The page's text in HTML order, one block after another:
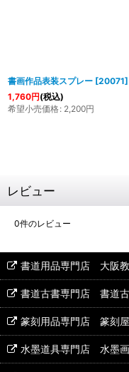
書画作品表装スプレー [20071]
1,760円(税込)
希望小売価格: 2,200円
レビュー
0件のレビュー
書道用品専門店 大阪
書道古書専門店 書道
篆刻用品専門店 篆刻屋
水墨道具専門店 水墨